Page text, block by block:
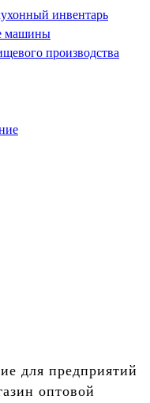
инвентарь
машины
производства
для предприятий
оптовой